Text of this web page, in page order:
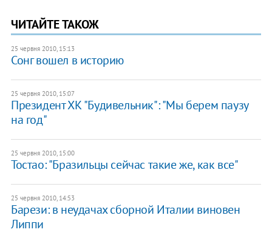
ЧИТАЙТЕ ТАКОЖ
25 червня 2010, 15:13
Сонг вошел в историю
25 червня 2010, 15:07
Президент ХК "Будивельник": "Мы берем паузу
на год"
25 червня 2010, 15:00
Тостао: "Бразильцы сейчас такие же, как все"
25 червня 2010, 14:53
Барези: в неудачах сборной Италии виновен
Липпи